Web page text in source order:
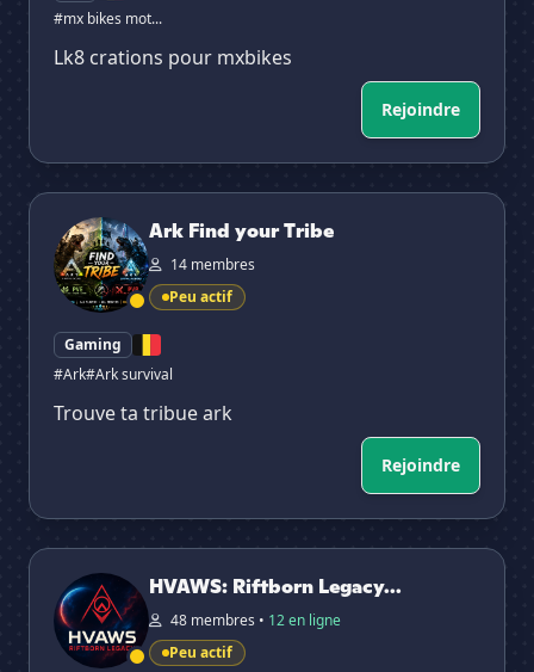
#mx bikes mot...
Lk8 crations pour mxbikes
Rejoindre
Ark Find your Tribe
Ark Find your Tribe
14 membres
Peu actif
Gaming
#Ark#Ark survival
Trouve ta tribue ark
Rejoindre
HVAWS: Riftborn Legacy (Fr)
HVAWS: Riftborn Legacy...
48 membres • 12 en ligne
Peu actif